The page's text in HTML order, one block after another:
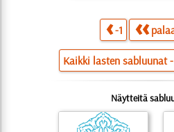
-1
Kaikki lasten sabluunat
Näytteitä